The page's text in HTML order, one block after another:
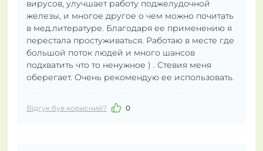
вирусов, улучшает работу поджелудочной
железы, и многое другое о чем можно почитать
в мед.литературе. Благодаря ее применению я
перестала простуживаться. Работаю в месте где
большой поток людей и много шансов
подхватить что то ненужное ) . Стевия меня
оберегает. Очень рекомендую ее использовать.
Відгук був корисний? 0